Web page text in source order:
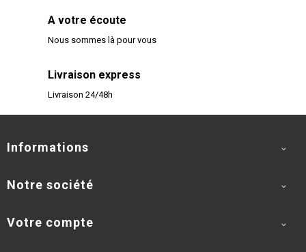
A votre écoute
Nous sommes là pour vous
Livraison express
Livraison 24/48h
Informations 
Notre société 
Votre compte 